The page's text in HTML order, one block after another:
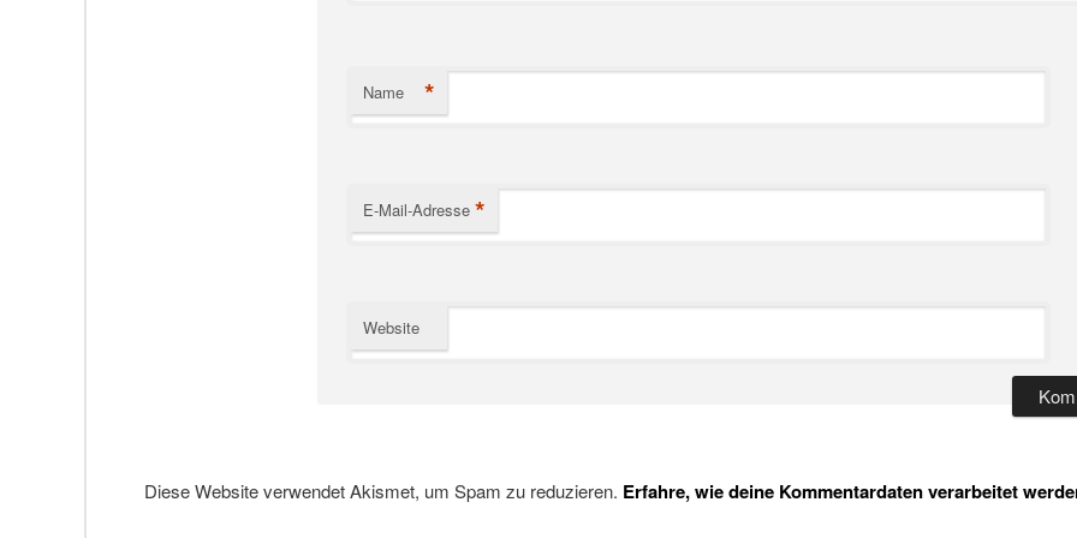
Name *
E-Mail-Adresse *
Website
Diese Website verwendet Akismet, um Spam zu reduzieren. Erfahre, wie deine Kommentardaten verarbeitet